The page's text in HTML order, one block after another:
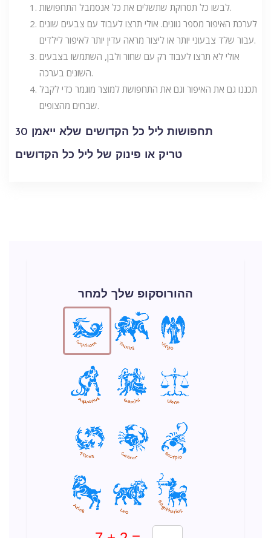
לבשו כל תסרוקת שתשלים את כל אנסמבל התחפושות.
לערכת האיפור מספר גוונים. אולי תרצו לעבוד עם צבעים שונים
עבור שלד צבעוני יותר או ליצור מראה עדין יותר לאיפור לילדים.
אולי לא תרצו לעבוד רק עם שחור ולבן, השתמשו בצבעים
השונים בערכה.
תכננו גם את האיפור וגם את התחפושת למוצר מוגמר כדי לקבל
שבחים מהצופים.
30 תחפושות ליל כל הקדושים שלא ייאמן
טריק או פינוק של ליל כל הקדושים
ההורוסקופ שלך למחר